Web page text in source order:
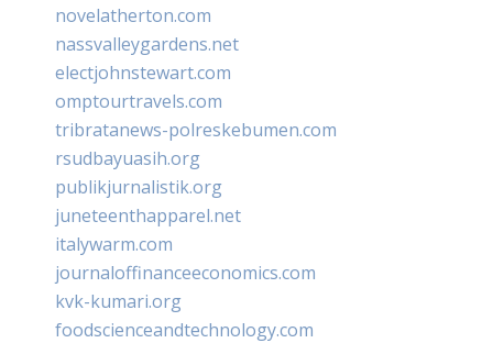
novelatherton.com
nassvalleygardens.net
electjohnstewart.com
omptourtravels.com
tribratanews-polreskebumen.com
rsudbayuasih.org
publikjurnalistik.org
juneteenthapparel.net
italywarm.com
journaloffinanceeconomics.com
kvk-kumari.org
foodscienceandtechnology.com